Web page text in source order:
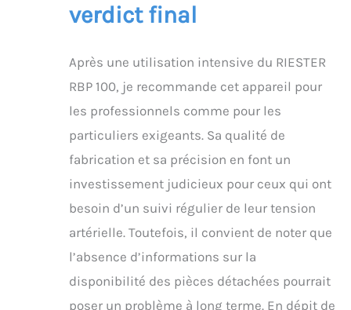
verdict final
Après une utilisation intensive du RIESTER
RBP 100, je recommande cet appareil pour
les professionnels comme pour les
particuliers exigeants. Sa qualité de
fabrication et sa précision en font un
investissement judicieux pour ceux qui ont
besoin d’un suivi régulier de leur tension
artérielle. Toutefois, il convient de noter que
l’absence d’informations sur la
disponibilité des pièces détachées pourrait
poser un problème à long terme. En dépit de